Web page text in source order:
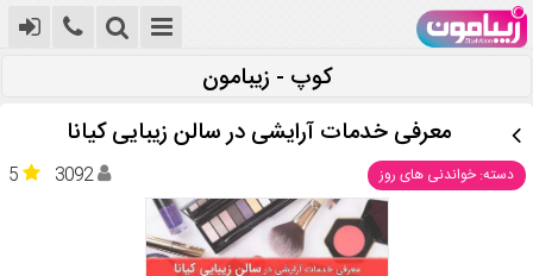
کوپ - زیبامون
معرفی خدمات آرایشی در سالن زیبایی کیانا
دسته: خواندنی های روز 5 3092